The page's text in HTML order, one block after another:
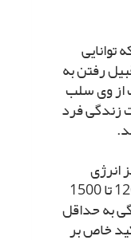
توانایى
رفتن به
از وى سلب
زندگى فرد
انرژى
تأمین شود. با تأمین حداقل 1200 تا 1500
به حداقل
خاص بر